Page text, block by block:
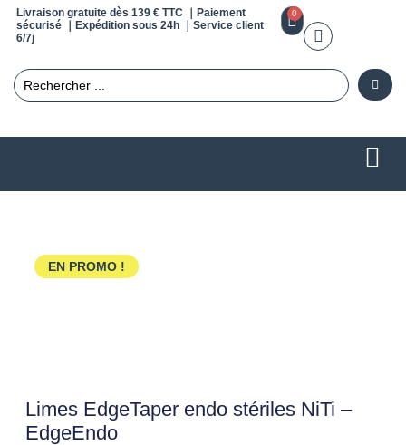
Livraison gratuite dès 139 € TTC ｜Paiement
sécurisé ｜Expédition sous 24h ｜Service client
6/7j
0
EN PROMO !
Limes EdgeTaper endo stériles NiTi –
EdgeEndo